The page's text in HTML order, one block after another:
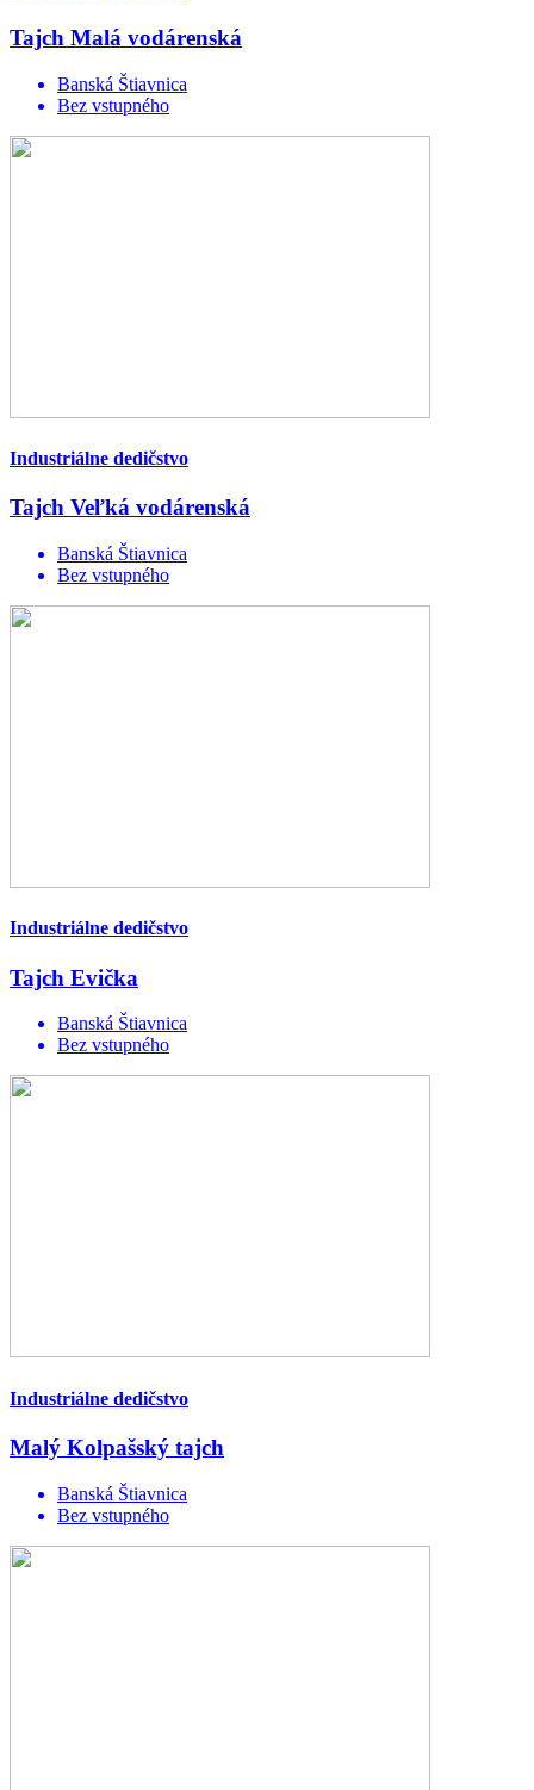
Tajch Malá vodárenská
Banská Štiavnica
Bez vstupného
Industriálne dedičstvo
Tajch Veľká vodárenská
Banská Štiavnica
Bez vstupného
Industriálne dedičstvo
Tajch Evička
Banská Štiavnica
Bez vstupného
Industriálne dedičstvo
Malý Kolpašský tajch
Banská Štiavnica
Bez vstupného